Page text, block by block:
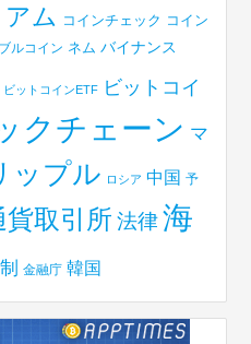
ム コインチェック コイン
ルコイン ネム バイナンス
ビットコインETF ビットコイ
クチェーン マ
ップル ロシア 中国 予
貨取引所 法律 海
金融庁 韓国